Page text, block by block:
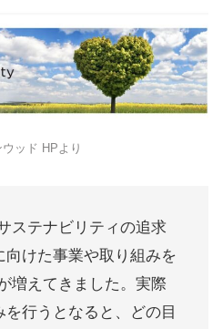
ッド HPより
ステナビリティの追求
向けた事業や取り組みを
増えてきました。実際
行うとなると、どの目